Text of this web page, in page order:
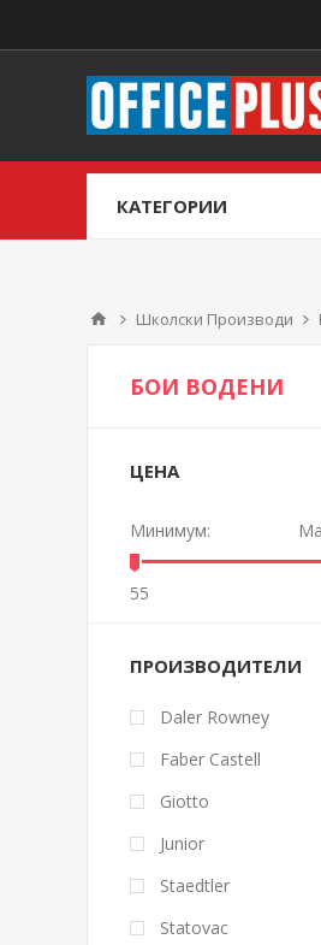
КАТЕГОРИИ
Школски Производи
БОИ ВОДЕНИ
ЦЕНА
Минимум:
55
ПРОИЗВОДИТЕЛИ
Daler Rowney
Faber Castell
Giotto
Junior
Staedtler
Statovac